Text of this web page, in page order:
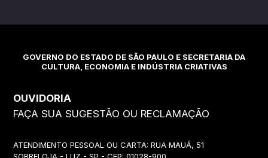
GOVERNO DO ESTADO DE SÃO PAULO E SECRETARIA DA
CULTURA, ECONOMIA E INDÚSTRIA CRIATIVAS
OUVIDORIA
FAÇA SUA SUGESTÃO OU RECLAMAÇÃO
ATENDIMENTO PESSOAL OU CARTA: RUA MAUÁ, 51